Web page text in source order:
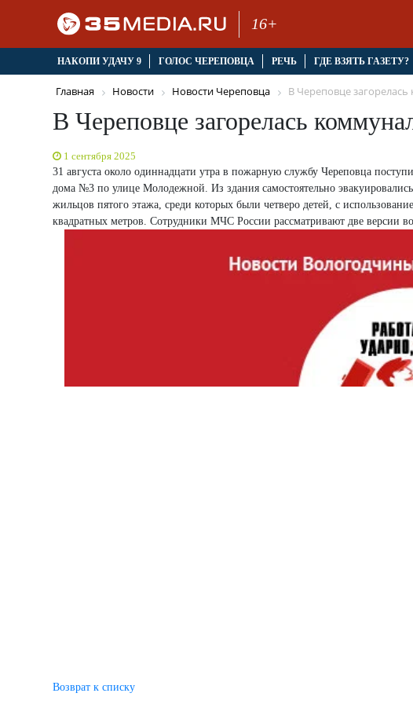
16+
НАКОПИ УДАЧУ 9 ГОЛОС ЧЕРЕПОВЦА РЕЧЬ ГДЕ ВЗЯТЬ ГАЗЕТУ?
Главная Новости Новости Череповца В Череповце загорелась
В Череповце загорелась
1 сентября 2025
31 августа около одиннадцати утра в пожарную службу Череповца
дома №3 по улице Молодежной. Из здания самостоятельно
жильцов пятого этажа, среди которых были четверо детей, с
квадратных метров. Сотрудники МЧС России рассматривают две версии
Возврат к списку